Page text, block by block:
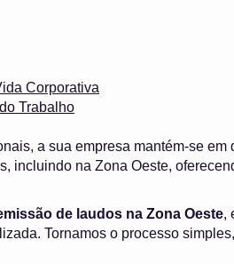
Corporativa
Trabalho
a sua empresa mantém-se
incluindo na Zona Oeste,
de laudos na Zona Oeste,
Tornamos o processo